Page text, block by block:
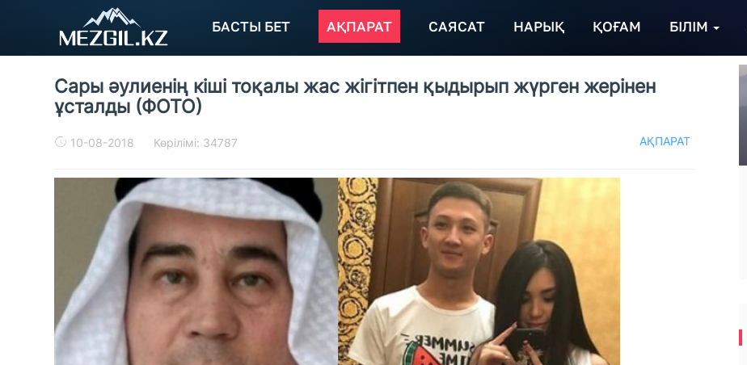
БАСТЫ БЕТ АҚПАРАТ САЯСАТ НАРЫҚ ҚОҒАМ БІЛІМ
Сары әулиенің кіші тоқалы жас жігітпен қыдырып жүрген жерінен
ұсталды (ФОТО)
АҚПАРАТ
10-08-2018 Көрілімі: 34787